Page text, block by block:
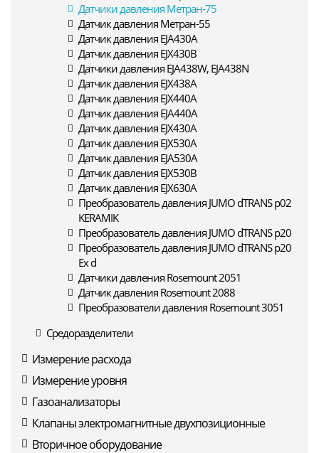
Датчики давления Метран-75
Датчик давления Метран-55
Датчик давления EJA430A
Датчик давления EJX430B
Датчики давления EJA438W, EJA438N
Датчик давления EJX438A
Датчик давления EJX440A
Датчик давления EJA440A
Датчик давления EJX430A
Датчик давления EJX530A
Датчик давления EJA530A
Датчик давления EJX530B
Датчик давления EJX630A
Преобразователь давления JUMO dTRANS p02
KERAMIK
Преобразователь давления JUMO dTRANS p20
Преобразователь давления JUMO dTRANS p20
Ex d
Датчики давления Rosemount 2051
Датчик давления Rosemount 2088
Преобразователи давления Rosemount 3051
Средоразделители
Измерение расхода
Измерение уровня
Газоанализаторы
Клапаны электромагнитные двухпозиционные
Вторичное оборудование